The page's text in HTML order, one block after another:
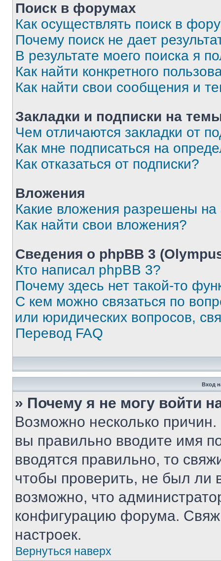
Поиск в форумах
Как осуществлять поиск в
Почему поиск не дает
В результате моего поиска я
Как найти конкретного
Как найти свои сообщения и
Закладки и подписки на
Чем отличаются закладки от
Как мне подписаться на
Как отказаться от подписки?
Вложения
Какие вложения разрешены
Как найти свои вложения?
Сведения о phpBB 3
Кто написал phpBB 3?
Почему здесь нет такой-то
С кем можно связаться по
или юридических вопросов,
Перевод FAQ
Вход
» Почему я не могу войти
Возможно несколько
вы правильно вводите имя
вводятся правильно, то
чтобы проверить, не был ли
возможно, что
конфигурацию форума.
настроек.
Вернуться наверх